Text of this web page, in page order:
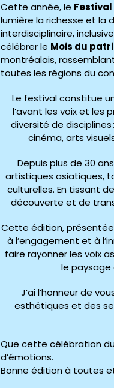
Cette année, le Festival
lumière la richesse et la
interdisciplinaire,
célébrer le Mois du
montréalais,
toutes les régions du
Le festival constitue
l’avant les voix et les
diversité de
cinéma, arts
Depuis plus de 30
artistiques asiatiques,
culturelles. En tissant
découverte et de
Cette édition,
à l’engagement et à
faire rayonner les voix
le paysage
J’ai l’honneur de
esthétiques et des
Que cette célébration
d’émotions.
Bonne édition à toutes